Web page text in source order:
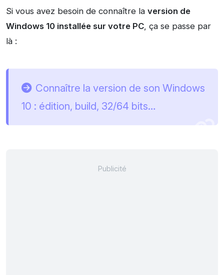
Si vous avez besoin de connaître la version de
Windows 10 installée sur votre PC , ça se passe par
là :
Connaître la version de son Windows
10 : édition, build, 32/64 bits…